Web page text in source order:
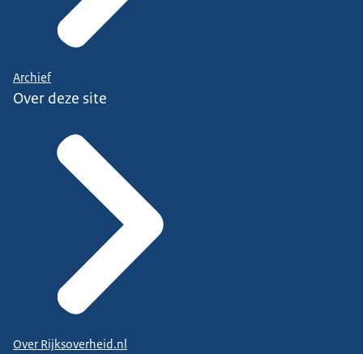
Archief
Over deze site
Over Rijksoverheid.nl